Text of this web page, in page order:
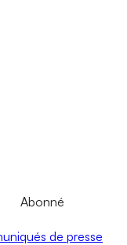
Abonné
de presse